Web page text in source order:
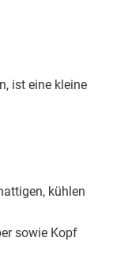
ist eine kleine
kühlen
sowie Kopf